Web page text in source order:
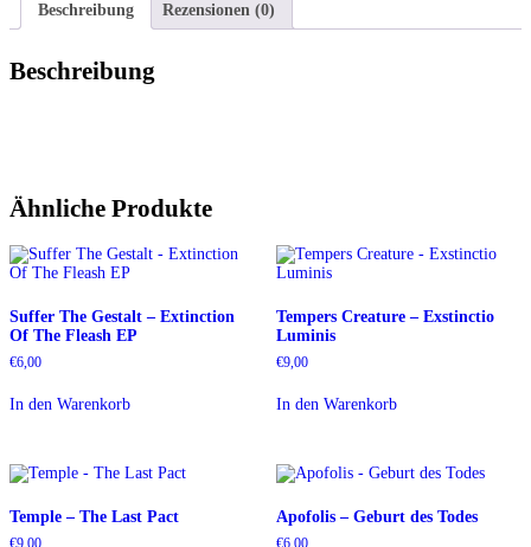
Beschreibung
Rezensionen (0)
Beschreibung
Ähnliche Produkte
Suffer The Gestalt – Extinction
Of The Fleash EP
€6,00
In den Warenkorb
Tempers Creature – Exstinctio
Luminis
€9,00
In den Warenkorb
Temple – The Last Pact
€9,00
Apofolis – Geburt des Todes
€6,00